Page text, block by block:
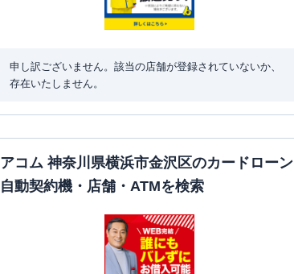
申し訳ございません。該当の店舗が登録されていないか、
存在いたしません。
アコム 神奈川県横浜市金沢区のカードローン
自動契約機・店舗・ATMを検索